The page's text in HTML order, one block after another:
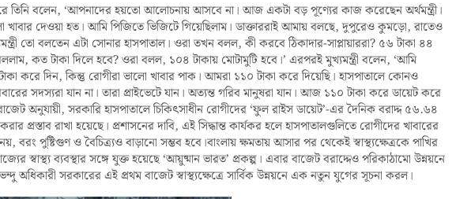
করে তিনি বলেন, ‘আপনাদের হয়তো আলোচনায় আসবে না। আজ একটা বড় পূণ্যের কাজ করেছেন অর্থমন্ত্রী।
খাবার দেওয়া হত। আমি পিজিতে ভিজিটে গিয়েছিলাম। ডাক্তাররাই আমায় বলছে, দুপুরেও কুমড়ো, রাতেও
তো বলতেন এটা সোনার হাসপাতাল। ওরা তখন বলল, কী করবে ঠিকাদার-সাপ্লায়াররা? ৫৬ টাকা ৪৪
কত টাকা দিলে হবে? ওরা বলল, ১০৪ টাকায় মোটামুটি হবে।’ এরপরই মুখ্যমন্ত্রী বলেন, ‘আমি
করে দিন, কিন্তু রোগীরা ভালো খাবার পাক। আমরা ১১০ টাকা করে দিয়েছি। হাসপাতালে কোনও
সদস্যরা যান না। তারা প্রাইভেটে যান। অত্যন্ত গরিব মানুষরা যান। আজ ১১০ টাকা করে ডায়েট করে
অনুযায়ী, সরকারি হাসপাতালে চিকিৎসাধীন রোগীদের ‘ফুল রাইস ডায়েট’-এর দৈনিক বরাদ্দ ৫৬.৬৪
প্রস্তাব রাখা হয়েছে। প্রশাসনের দাবি, এই সিদ্ধান্ত কার্যকর হলে হাসপাতালগুলিতে রোগীদের খাবারের
পুষ্টিগুণ ও বৈচিত্র্যও বাড়ানো সম্ভব হবে।বাংলায় ক্ষমতায় আসার পর থেকেই স্বাস্থ্যক্ষেত্রকে পাখির
স্বাস্থ্য ব্যবস্থার সঙ্গে যুক্ত হয়েছে ‘আয়ুষ্মান ভারত’ প্রকল্প। এবার বাজেট বরাদ্দেও পরিকাঠামো উন্নয়নে
সরকারের এই প্রথম বাজেট স্বাস্থ্যক্ষেত্রে সার্বিক উন্নয়নে এক নতুন যুগের সূচনা করল।